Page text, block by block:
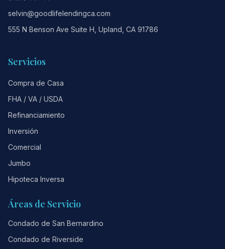
selvin@goodlifelendingca.com
555 N Benson Ave Suite H, Upland, CA 91786
Servicios
Compra de Casa
FHA / VA / USDA
Refinanciamiento
Inversión
Comercial
Jumbo
Hipoteca Inversa
Áreas de Servicio
Condado de San Bernardino
Condado de Riverside